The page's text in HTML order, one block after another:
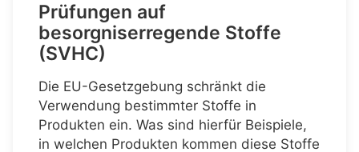
Prüfungen auf
besorgniserregende Stoffe
(SVHC)
Die EU-Gesetzgebung schränkt die
Verwendung bestimmter Stoffe in
Produkten ein. Was sind hierfür Beispiele,
in welchen Produkten kommen diese Stoffe